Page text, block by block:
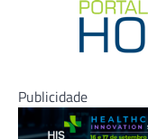
Publicidade